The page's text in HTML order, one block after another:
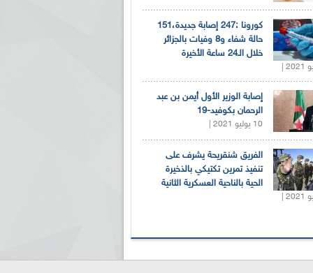
كورونا :247 إصابة جديدة،151
حالة شفاء و8 وفيات بالجزائر
خلال الـ24 ساعة الأخيرة
إصابة الوزير الأول أيمن بن عبد
الرحمان بكوفيد-19
10 يوليو 2021 |
الفريق شنقريحة يشرف على
تنفيذ تمرين تكتيكي بالذخيرة
الحية بالناحية العسكرية الثانية